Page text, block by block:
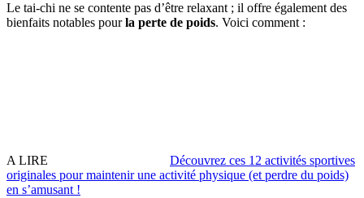
Le tai-chi ne se contente pas d’être relaxant ; il offre également des
bienfaits notables pourla perte de poids. Voici comment :
A LIRE
Découvrez ces 12 activités sportives
originales pour maintenir une activité physique (et perdre du poids)
en sʼamusant !